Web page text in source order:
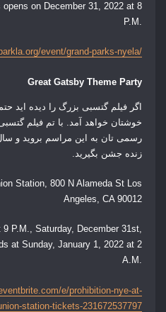
opens on December 31, 2022 at 8
P.M.
event/grand-parks-nyela/
Great Gatsby Theme Party
اگر فیلم گتسبی بزرگ را دیده اید
خوشتان خواهد آمد. با تم فیلم
رسمی تان به این مراسم بروید و
زنده جشن بگیرید.
Station, 800 N Alameda St Los
Angeles, CA 90012
9 P.M., Saturday, December 31st,
at Sunday, January 1, 2022 at 2
A.M.
e/prohibition-nye-at-
station-tickets-231672537797